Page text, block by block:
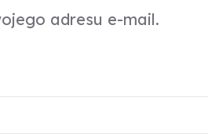
adresu e-mail.